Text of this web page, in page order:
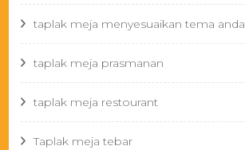
taplak meja menyesuaikan tema anda
taplak meja prasmanan
taplak meja restourant
Taplak meja tebar